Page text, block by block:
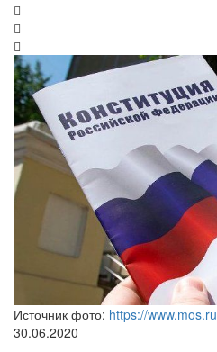
Источник фото: https://www.mos.ru
30.06.2020